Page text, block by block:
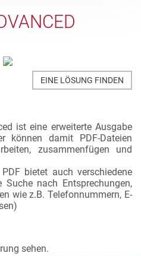
EINE LÖSUNG FINDEN
ist eine erweiterte Ausgabe
können damit PDF-Dateien
zusammenfügen und
bietet auch verschiedene
Suche nach Entsprechungen,
wie z.B. Telefonnummern, E-
)
sehen.